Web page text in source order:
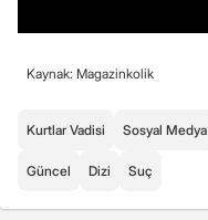
Kaynak: Magazinkolik
Kurtlar Vadisi Sosyal Medya
Güncel Dizi Suç